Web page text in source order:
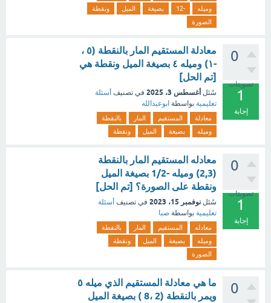
وميله
-12 بصيغة الميل
ونقطة
الصورة
0
تصويتات
1
إجابة
معادلة المستقيم المار بالنقطة (٥ ،
-١) وميله ٤ بصيغة الميل ونقطة هي
[تم الحل]
سُئل أغسطس 3، 2025 في تصنيف أسئلة
تعليمية بواسطة ابوعبدالله
معادلة المستقيم المار
بالنقطة
وميله
بصيغة الميل ونقطة
0
تصويتات
1
إجابة
معادله المستقيم المار بالنقطة
(2,3) وميله -1/2 بصيغة الميل
ونقطة على الصورة؟ [تم الحل]
سُئل نوفمبر 15، 2023 في تصنيف أسئلة
تعليمية بواسطة صبا
معادله المستقيم المار
بالنقطة
وميله
بصيغة الميل
ونقطة
الصورة
0
ما هي معادلة المستقيم الذي ميله ٥
ويمر بالنقطة (2 ،8 ) بصيغة الميل